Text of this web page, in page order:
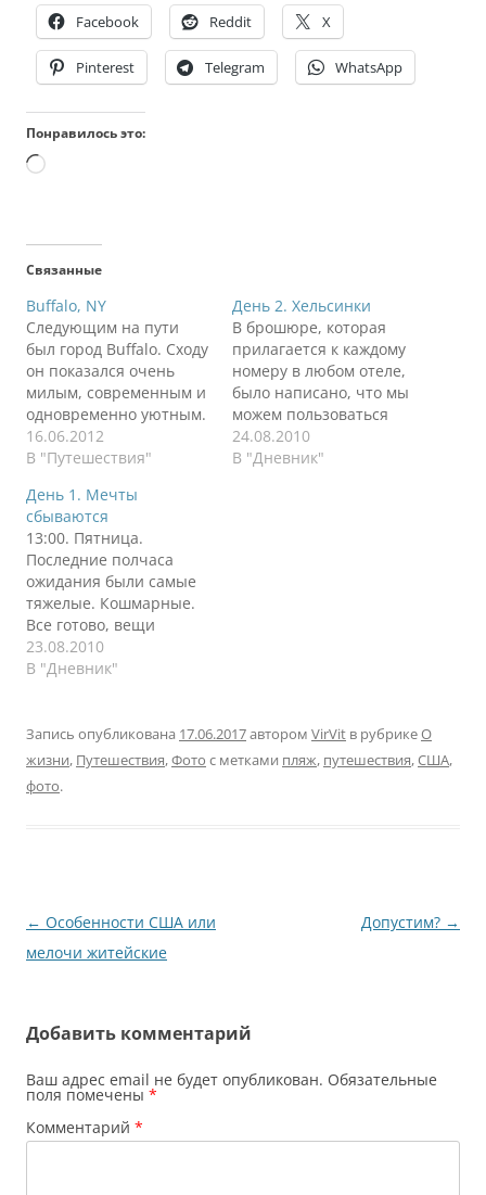
Facebook Reddit X
Pinterest Telegram WhatsApp
Понравилось это:
Загрузка…
Связанные
Buffalo, NY
Следующим на пути
был город Buffalo. Сходу
он показался очень
милым, современным и
одновременно уютным.
Но мы только заскочили
на пляж сделать пару
пути заехали
посмотреть на музей
военной техники,
малюсенький, но два
больших корабля и
подводная лодка не
оставили нас
равнодушными!
Рекомендуется! Это вид
16.06.2012
В "Путешествия"
День 2. Хельсинки
В брошюре, которая
прилагается к каждому
номеру в любом отеле,
было написано, что мы
можем пользоваться
бассейном и сауной.
Причем бесплатно. Раз
24.08.2010
В "Дневник"
День 1. Мечты
сбываются
13:00. Пятница.
Последние полчаса
ожидания были самые
тяжелые. Кошмарные.
Все готово, вещи
упакованы, а ты ждешь
остальных.
вещи в машину,
похлопываешь себя по
карманам – все на
месте. Включаю музыку,
23.08.2010
В "Дневник"
Запись опубликована 17.06.2017автором VirVit в рубрикеО
жизни, Путешествия,Фото с метками пляж, путешествия,США,
фото.
Навигация
по
← Особенности США или
мелочи житейские
Допустим? →
Добавить комментарий
Ваш адрес email не будет опубликован. Обязательные
поля помечены *
Комментарий *